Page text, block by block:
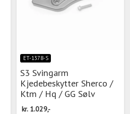
ET-1378-S
S3 Svingarm
Kjedebeskytter Sherco /
Ktm / Hq / GG Sølv
kr. 1.029,-